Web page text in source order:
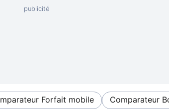
Forfait mobile Comparateur